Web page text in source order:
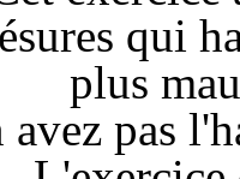
qui
plus
avez pas